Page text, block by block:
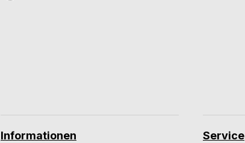
Informationen Service